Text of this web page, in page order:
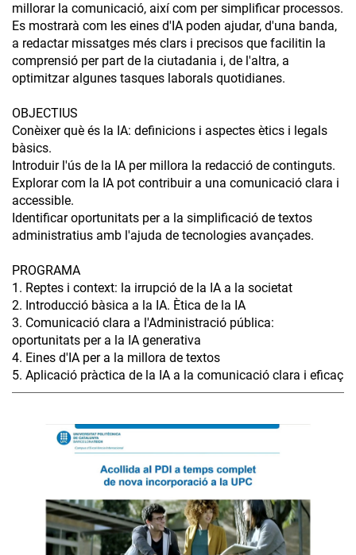
millorar la comunicació, així com per simplificar processos.
Es mostrarà com les eines d'IA poden ajudar, d'una banda,
a redactar missatges més clars i precisos que facilitin la
comprensió per part de la ciutadania i, de l'altra, a
optimitzar algunes tasques laborals quotidianes.
OBJECTIUS
Conèixer què és la IA: definicions i aspectes ètics i legals
bàsics.
Introduir l'ús de la IA per millora la redacció de continguts.
Explorar com la IA pot contribuir a una comunicació clara i
accessible.
Identificar oportunitats per a la simplificació de textos
administratius amb l'ajuda de tecnologies avançades.
PROGRAMA
1. Reptes i context: la irrupció de la IA a la societat
2. Introducció bàsica a la IA. Ètica de la IA
3. Comunicació clara a l'Administració pública:
oportunitats per a la IA generativa
4. Eines d'IA per a la millora de textos
5. Aplicació pràctica de la IA a la comunicació clara i eficaç